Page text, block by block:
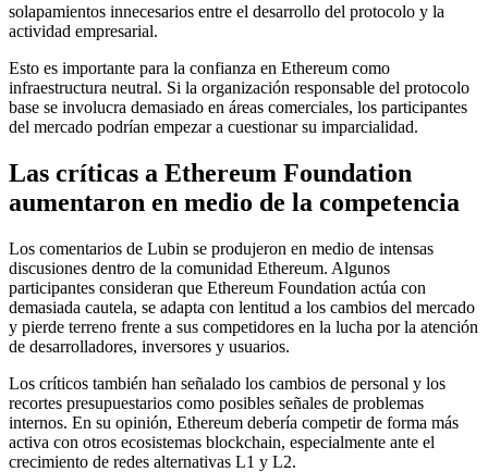
solapamientos innecesarios entre el desarrollo del protocolo y la
actividad empresarial.
Esto es importante para la confianza en Ethereum como
infraestructura neutral. Si la organización responsable del protocolo
base se involucra demasiado en áreas comerciales, los participantes
del mercado podrían empezar a cuestionar su imparcialidad.
Las críticas a Ethereum Foundation
aumentaron en medio de la competencia
Los comentarios de Lubin se produjeron en medio de intensas
discusiones dentro de la comunidad Ethereum. Algunos
participantes consideran que Ethereum Foundation actúa con
demasiada cautela, se adapta con lentitud a los cambios del mercado
y pierde terreno frente a sus competidores en la lucha por la atención
de desarrolladores, inversores y usuarios.
Los críticos también han señalado los cambios de personal y los
recortes presupuestarios como posibles señales de problemas
internos. En su opinión, Ethereum debería competir de forma más
activa con otros ecosistemas blockchain, especialmente ante el
crecimiento de redes alternativas L1 y L2.